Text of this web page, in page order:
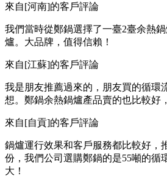
來自[河南]的客戶評論
我們當時從鄭鍋選擇了一臺2臺余熱
爐。大品牌，值得信賴！
來自[江蘇]的客戶評論
我是朋友推薦過來的，朋友買的循環
想。鄭鍋余熱鍋爐產品賣的也比較好
來自[自貢]的客戶評論
鍋爐運行效果和客戶服務都比較好，
份，我們公司選購鄭鍋的是55噸的循
大！